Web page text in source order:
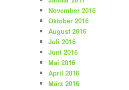
November 2016
Oktober 2016
August 2016
Juli 2016
Juni 2016
Mai 2016
April 2016
März 2016